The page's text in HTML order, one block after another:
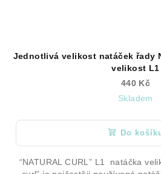
Jednotlivá velikost natáček řady
velikost L1
440 Kč
Skladem
Do
“NATURAL CURL” L1 natáčka